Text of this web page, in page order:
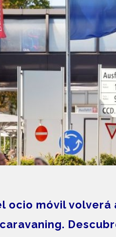
ocio móvil